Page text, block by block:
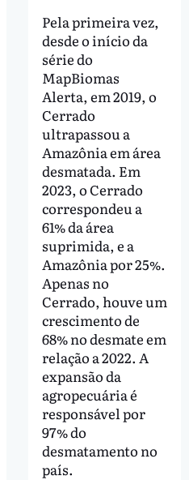
Pela primeira vez,
desde o início da
série do
MapBiomas
Alerta, em 2019, o
Cerrado
ultrapassou a
Amazônia em área
desmatada. Em
2023, o Cerrado
correspondeu a
61% da área
suprimida, e a
Amazônia por 25%.
Apenas no
Cerrado, houve um
crescimento de
68% no desmate em
relação a 2022. A
expansão da
agropecuária é
responsável por
97% do
desmatamento no
país.